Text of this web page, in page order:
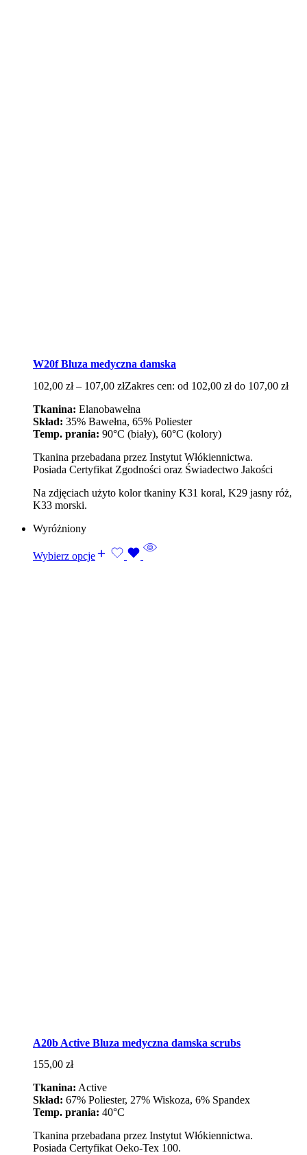
W20f Bluza medyczna damska
102,00 zł – 107,00 złZakres cen: od 102,00 zł do 107,00 zł
Tkanina: Elanobawełna
Skład: 35% Bawełna, 65% Poliester
Temp. prania: 90°C (biały), 60°C (kolory)
Tkanina przebadana przez Instytut Włókiennictwa.
Posiada Certyfikat Zgodności oraz Świadectwo Jakości
Na zdjęciach użyto kolor tkaniny K31 koral, K29 jasny róż,
K33 morski.
Wyróżniony
Wybierz opcje
A20b Active Bluza medyczna damska scrubs
155,00 zł
Tkanina: Active
Skład: 67% Poliester, 27% Wiskoza, 6% Spandex
Temp. prania: 40°C
Tkanina przebadana przez Instytut Włókiennictwa.
Posiada Certyfikat Oeko-Tex 100.